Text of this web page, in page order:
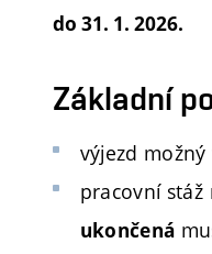
do 31. 1. 2026.
Základní
výjezd
pracovní
ukončená